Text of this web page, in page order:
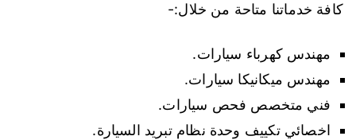
كافة خدماتنا متاحة من خلال:-
مهندس كهرباء سيارات.
مهندس ميكانيكا سيارات.
فني متخصص فحص سيارات.
اخصائي تكييف وحدة نظام تبريد السيارة.